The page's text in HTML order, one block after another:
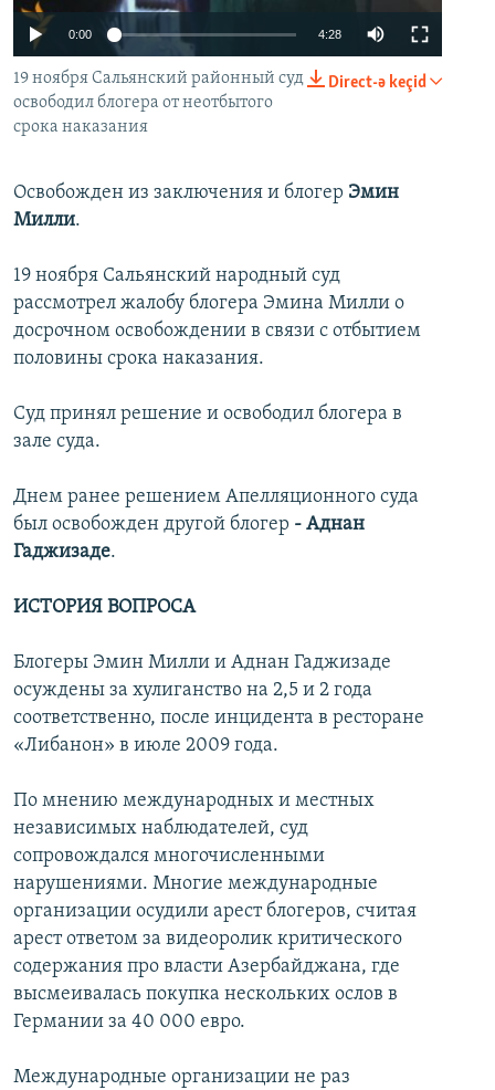
İNFOQRAFIKA
KARIKATURA
AZƏRBAYCAN ƏDƏBIYYATI KITABXANASI
İSLAM VƏ DEMOKRATIYA
İZ - MƏDƏNIYYƏT PROQRAMI
MISSIYAMIZ
PEŞƏ ETIKASI VƏ JURNALISTIKA STANDARTLARIMIZ
MATERIALLARIMIZDAN ISTIFADƏ
BIZIMLƏ ƏLAQƏ
XƏBƏR BÜLLETENLƏRIMIZ
BIZI IZLƏ0:00 4:28
Direct-ə keçid
19 ноября Сальянский районный суд
освободил блогера от неотбытого
срока наказания
Освобожден из заключения и блогер Эмин
Милли.
19 ноября Сальянский народный суд
рассмотрел жалобу блогера Эмина Милли о
досрочном освобождении в связи с отбытием
половины срока наказания.
Суд принял решение и освободил блогера в
зале суда.
Днем ранее решением Апелляционного суда
был освобожден другой блогер - Аднан
Гаджизаде.
ИСТОРИЯ ВОПРОСА
Блогеры Эмин Милли и Аднан Гаджизаде
осуждены за хулиганство на 2,5 и 2 года
соответственно, после инцидента в ресторане
«Либанон» в июле 2009 года.
По мнению международных и местных
независимых наблюдателей, суд
сопровождался многочисленными
нарушениями. Многие международные
организации осудили арест блогеров, считая
арест ответом за видеоролик критического
содержания про власти Азербайджана, где
высмеивалась покупка нескольких ослов в
Германии за 40 000 евро.
Международные организации не раз